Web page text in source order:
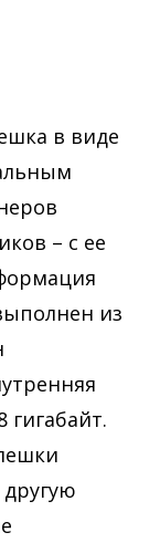
в виде
– с ее
из
гигабайт.